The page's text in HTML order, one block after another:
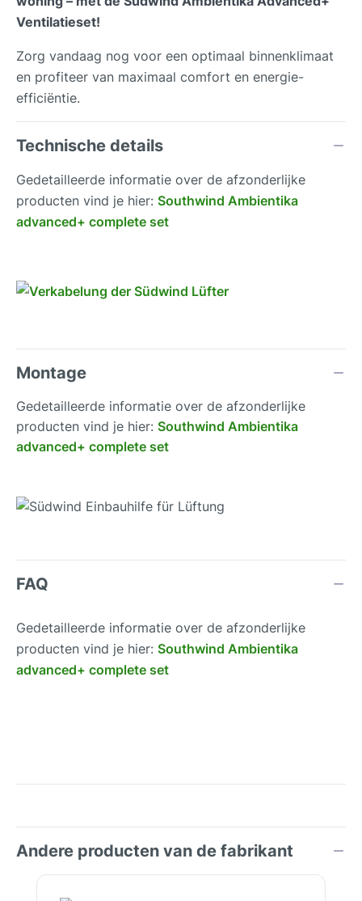
Ventilatieset!
Zorg vandaag nog voor een optimaal binnenklimaat
en profiteer van maximaal comfort en energie-
efficiëntie.
Technische details
Gedetailleerde informatie over de afzonderlijke
producten vind je hier: Southwind Ambientika
advanced+ complete set
Montage
Gedetailleerde informatie over de afzonderlijke
producten vind je hier: Southwind Ambientika
advanced+ complete set
FAQ
Gedetailleerde informatie over de afzonderlijke
producten vind je hier: Southwind Ambientika
advanced+ complete set
Andere producten van de fabrikant
Productgalerij overslaan